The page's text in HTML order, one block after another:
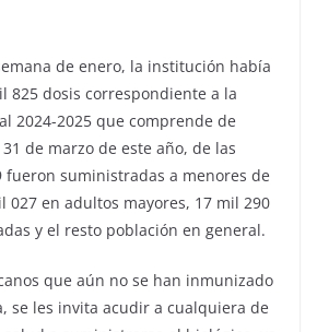
de enero, la institución había
825 dosis correspondiente a la
2024-2025 que comprende de
de marzo de este año, de las
fueron suministradas a menores de
027 en adultos mayores, 17 mil 290
y el resto población en general.
que aún no se han inmunizado
se les invita acudir a cualquiera de